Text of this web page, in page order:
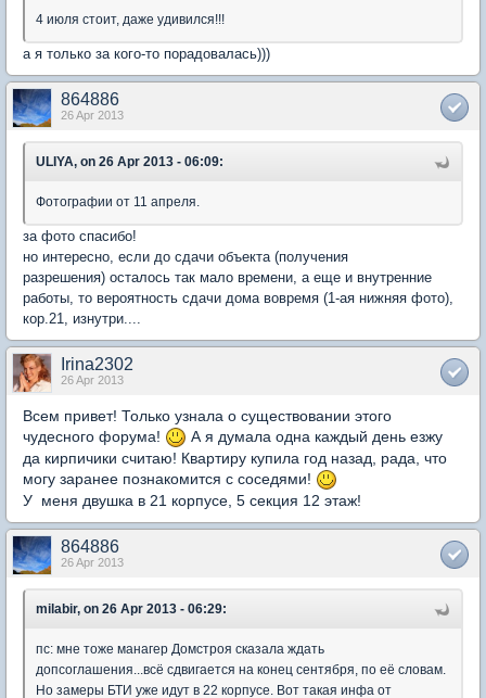
4 июля стоит, даже удивился!!!
а я только за кого-то порадовалась)))
864886
26 Apr 2013
ULIYA, on 26 Apr 2013 - 06:09:
Фотографии от 11 апреля.
за фото спасибо!
но интересно, если до сдачи объекта (получения
разрешения) осталось так мало времени, а еще и внутренние
работы, то вероятность сдачи дома вовремя (1-ая нижняя фото),
кор.21, изнутри....
Irina2302
26 Apr 2013
Всем привет! Только узнала о существовании этого
чудесного форума!
А я думала одна каждый день езжу
да кирпичики считаю! Квартиру купила год назад, рада, что
могу заранее познакомится с соседями!
У меня двушка в 21 корпусе, 5 секция 12 этаж!
864886
26 Apr 2013
milabir, on 26 Apr 2013 - 06:29:
пс: мне тоже манагер Домстроя сказала ждать
допсоглашения...всё сдвигается на конец сентября, по её словам.
Но замеры БТИ уже идут в 22 корпусе. Вот такая инфа от